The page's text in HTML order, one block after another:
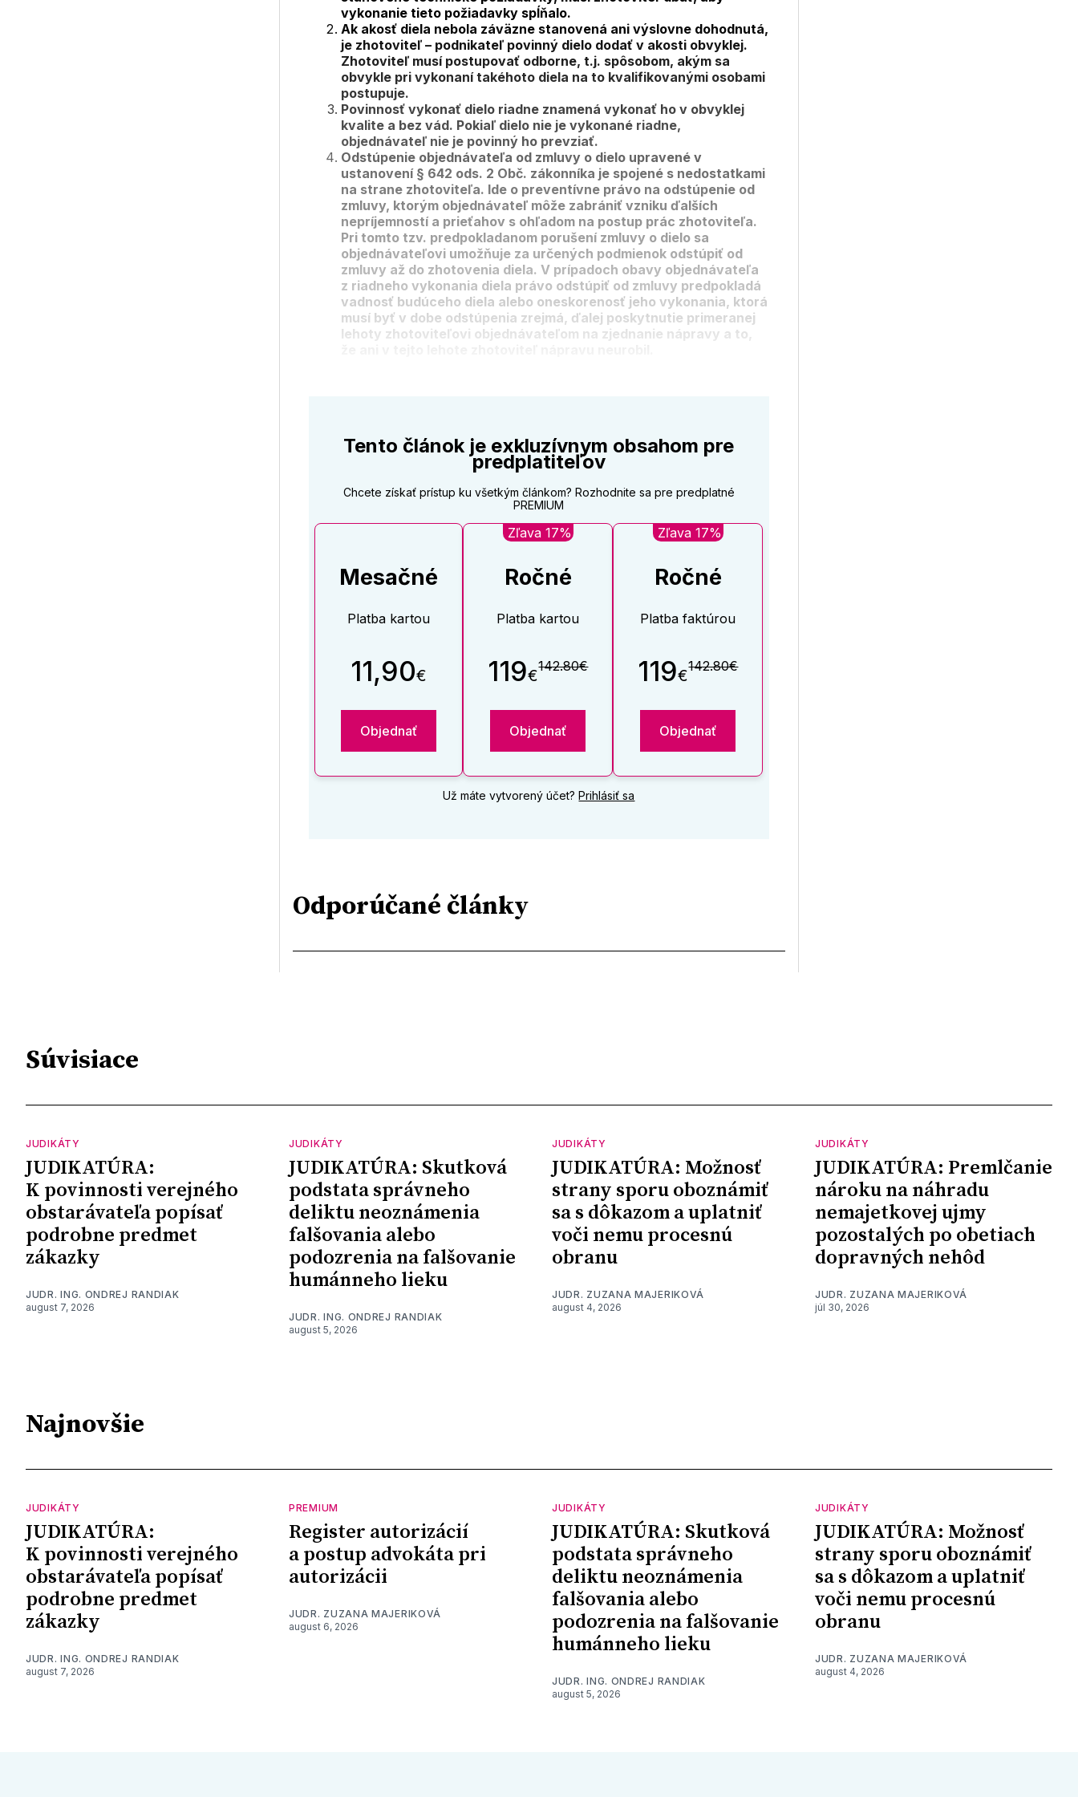
vykonanie tieto požiadavky spĺňalo.
Ak akosť diela nebola záväzne stanovená ani výslovne dohodnutá,
je zhotoviteľ – podnikateľ povinný dielo dodať v akosti obvyklej.
Zhotoviteľ musí postupovať odborne, t.j. spôsobom, akým sa
obvykle pri vykonaní takéhoto diela na to kvalifikovanými osobami
postupuje.
Povinnosť vykonať dielo riadne znamená vykonať ho v obvyklej
kvalite a bez vád. Pokiaľ dielo nie je vykonané riadne,
objednávateľ nie je povinný ho prevziať.
Odstúpenie objednávateľa od zmluvy o dielo upravené v
ustanovení § 642 ods. 2 Obč. zákonníka je spojené s nedostatkami
na strane zhotoviteľa. Ide o preventívne právo na odstúpenie od
zmluvy, ktorým objednávateľ môže zabrániť vzniku ďalších
nepríjemností a prieťahov s ohľadom na postup prác zhotoviteľa.
Pri tomto tzv. predpokladanom porušení zmluvy o dielo sa
objednávateľovi umožňuje za určených podmienok odstúpiť od
zmluvy až do zhotovenia diela. V prípadoch obavy objednávateľa
z riadneho vykonania diela právo odstúpiť od zmluvy predpokladá
vadnosť budúceho diela alebo oneskorenosť jeho vykonania, ktorá
musí byť v dobe odstúpenia zrejmá, ďalej poskytnutie primeranej
lehoty zhotoviteľovi objednávateľom na zjednanie nápravy a to,
Tento článok je exkluzívnym obsahom pre
predplatiteľov
Chcete získať prístup ku všetkým článkom? Rozhodnite sa pre predplatné
PREMIUM
Mesačné
Platba kartou
11,90€
Objednať
Zľava 17%
Ročné
Platba kartou
119€142.80€
Objednať
Zľava 17%
Ročné
Platba faktúrou
119€142.80€
Objednať
Už máte vytvorený účet?Prihlásiť sa
Odporúčané články
Súvisiace
JUDIKÁTY
JUDIKATÚRA:
K povinnosti verejného
obstarávateľa popísať
podrobne predmet
zákazky
JUDR. ING. ONDREJ RANDIAK
august 7, 2026
JUDIKÁTY
JUDIKATÚRA: Skutková
podstata správneho
deliktu neoznámenia
falšovania alebo
podozrenia na falšovanie
humánneho lieku
JUDR. ING. ONDREJ RANDIAK
august 5, 2026
JUDIKÁTY
JUDIKATÚRA: Možnosť
strany sporu oboznámiť
sa s dôkazom a uplatniť
voči nemu procesnú
obranu
JUDR. ZUZANA MAJERIKOVÁ
august 4, 2026
JUDIKÁTY
JUDIKATÚRA: Premlčanie
nároku na náhradu
nemajetkovej ujmy
pozostalých po obetiach
dopravných nehôd
JUDR. ZUZANA MAJERIKOVÁ
júl 30, 2026
Najnovšie
JUDIKÁTY
JUDIKATÚRA:
K povinnosti verejného
obstarávateľa popísať
podrobne predmet
zákazky
JUDR. ING. ONDREJ RANDIAK
august 7, 2026
PREMIUM
Register autorizácií
a postup advokáta pri
autorizácii
JUDR. ZUZANA MAJERIKOVÁ
august 6, 2026
JUDIKÁTY
JUDIKATÚRA: Skutková
podstata správneho
deliktu neoznámenia
falšovania alebo
podozrenia na falšovanie
humánneho lieku
JUDR. ING. ONDREJ RANDIAK
august 5, 2026
JUDIKÁTY
JUDIKATÚRA: Možnosť
strany sporu oboznámiť
sa s dôkazom a uplatniť
voči nemu procesnú
obranu
JUDR. ZUZANA MAJERIKOVÁ
august 4, 2026